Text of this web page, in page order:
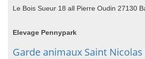
Le Bois Sueur 18 all Pierre Oudin 27130
Elevage Pennypark
Garde animaux Saint